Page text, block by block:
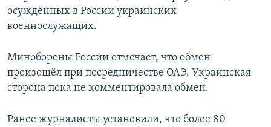
осуждённых в России украинских
военнослужащих.
Минобороны России отмечает, что обмен
произошёл при посредничестве ОАЭ. Украинская
сторона пока не комментировала обмен.
Ранее журналисты установили, что более 80